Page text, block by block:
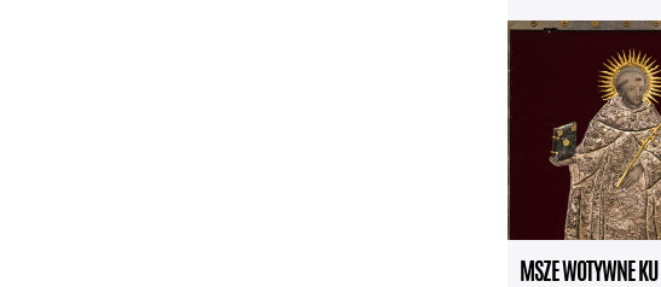
MSZE WOTYWNE